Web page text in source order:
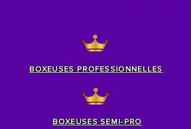
BOXEUSES PROFESSIONNELLES
BOXEUSES SEMI-PRO